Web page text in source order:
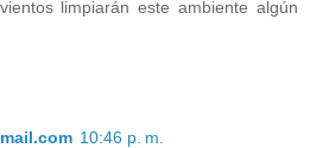
limpiarán este ambiente algún
10:46 p. m.